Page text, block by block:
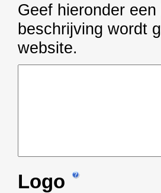
Geef hieronder
beschrijving wordt
website.
Logo